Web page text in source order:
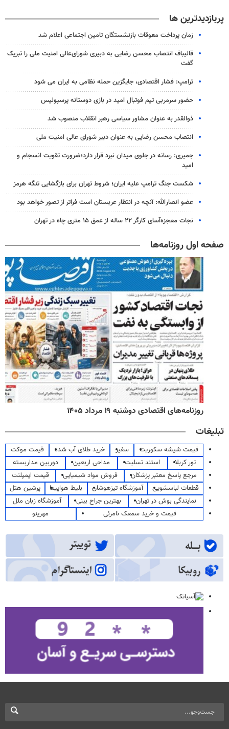
پربازدیدترین ها
زمان پرداخت معوقات بازنشستگان تامین اجتماعی اعلام شد
قالیباف انتصاب محسن رضایی به دبیری شورای‌عالی امنیت ملی را تبریک
گفت
ترامپ: فشار اقتصادی، جایگزین حمله نظامی به ایران می شود
حضور سرمربی تیم فوتبال امید در بازی دوستانه پرسپولیس
ذوالقدر به عنوان مشاور سیاسی رهبر انقلاب منصوب شد
انتصاب محسن رضایی به عنوان دبیر شورای عالی امنیت ملی
جمیری: رسانه‌ در جلوی میدان نبرد قرار دارد؛ضرورت تقویت انسجام و
امید
شکست جنگ ترامپ علیه ایران؛ شروط تهران برای بازگشایی تنگه هرمز
عضو انصارالله: آنچه در انتظار عربستان است فراتر از تصور خواهد بود
نجات معجزه‌آسای کارگر ۲۲ ساله از عمق ۱۵ متری چاه در تهران
صفحه اول روزنامه‌ها
روزنامه‌های اقتصادی دوشنبه ۱۹ مرداد ۱۴۰۵
تبلیغات
قیمت شیشه سکوریت سفیر خرید طلای آب شده
قیمت موکت
تور کربلا
استند تسلیت مداحی اربعین
دوربین مداربسته
مرجع پاسخ معتبر پزشکان
فروش مواد شیمیایی
قیمت ایمپلنت
قطعات لباسشویی
آموزشگاه تیزهوشان بلیط هواپیما
پرشین هتل
نمایندگی بوش در تهران
بهترین جراح بینی
آموزشگاه زبان ملل
قیمت و خرید سمعک نامرئی
مهرینو